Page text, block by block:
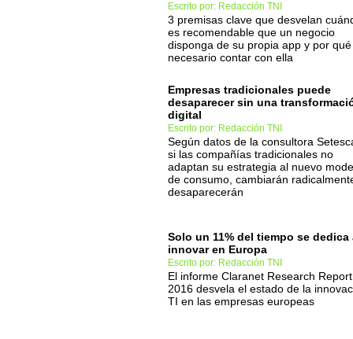
Escrito por: Redacción TNI
3 premisas clave que desvelan
es recomendable que un negocio
disponga de su propia app y por
necesario contar con ella
Empresas tradicionales puede
desaparecer sin una
digital
Escrito por: Redacción TNI
Según datos de la consultora
si las compañías tradicionales no
adaptan su estrategia al nuevo
de consumo, cambiarán
desaparecerán
Solo un 11% del tiempo se dedica
innovar en Europa
Escrito por: Redacción TNI
El informe Claranet Research Report
2016 desvela el estado de la
TI en las empresas europeas